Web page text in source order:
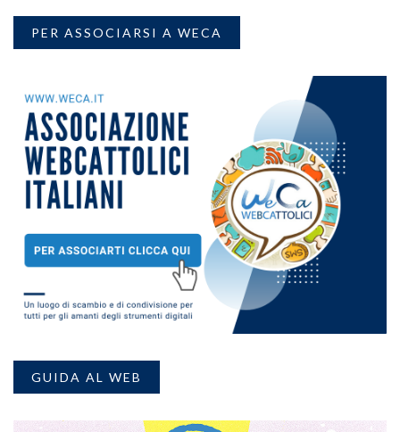
PER ASSOCIARSI A WECA
GUIDA AL WEB